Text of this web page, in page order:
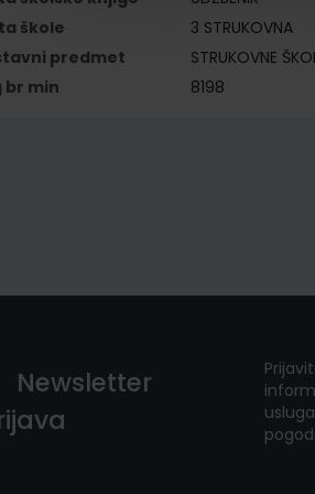
škole
3 STRUKOVNA
predmet
STRUKOVNE
br min
8198
Newsletter